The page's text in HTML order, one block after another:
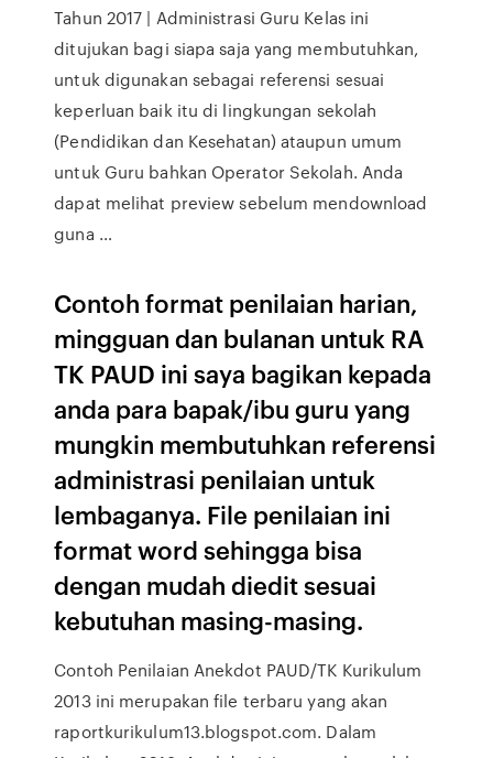
Tahun 2017 | Administrasi Guru Kelas ini
ditujukan bagi siapa saja yang membutuhkan,
untuk digunakan sebagai referensi sesuai
keperluan baik itu di lingkungan sekolah
(Pendidikan dan Kesehatan) ataupun umum
untuk Guru bahkan Operator Sekolah. Anda
dapat melihat preview sebelum mendownload
guna …
Contoh format penilaian harian,
mingguan dan bulanan untuk RA
TK PAUD ini saya bagikan kepada
anda para bapak/ibu guru yang
mungkin membutuhkan referensi
administrasi penilaian untuk
lembaganya. File penilaian ini
format word sehingga bisa
dengan mudah diedit sesuai
kebutuhan masing-masing.
Contoh Penilaian Anekdot PAUD/TK Kurikulum
2013 ini merupakan file terbaru yang akan
raportkurikulum13.blogspot.com. Dalam